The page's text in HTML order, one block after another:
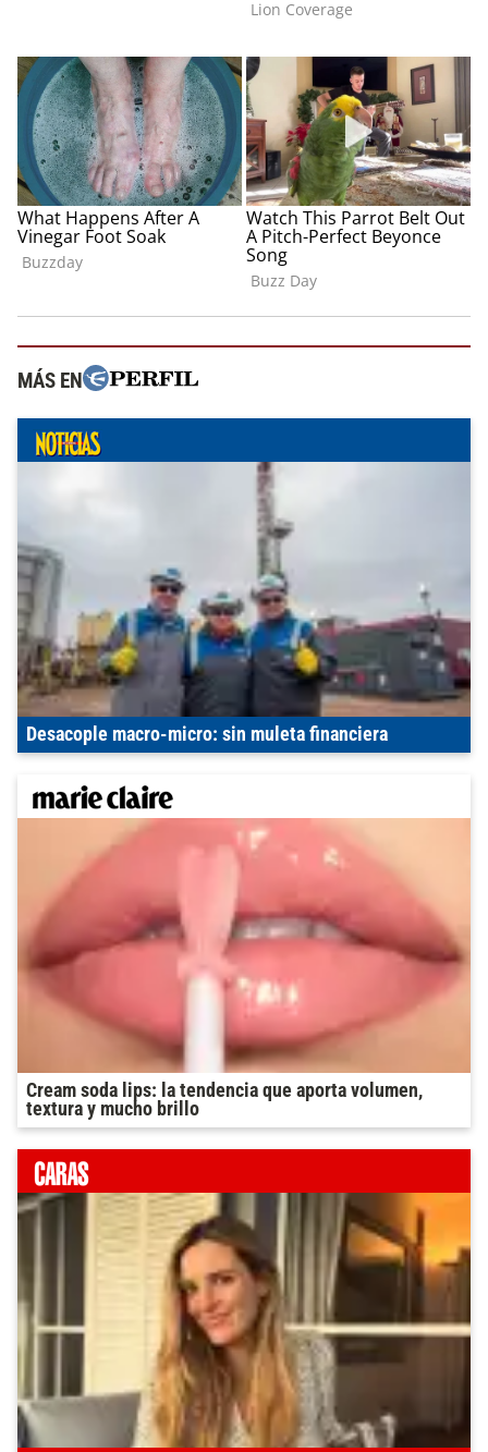
MÁS EN
Desacople macro-micro: sin muleta financiera
Cream soda lips: la tendencia que aporta volumen,
textura y mucho brillo